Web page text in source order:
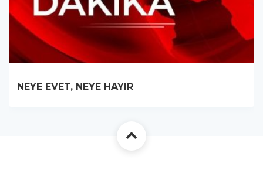
NEYE EVET, NEYE HAYIR